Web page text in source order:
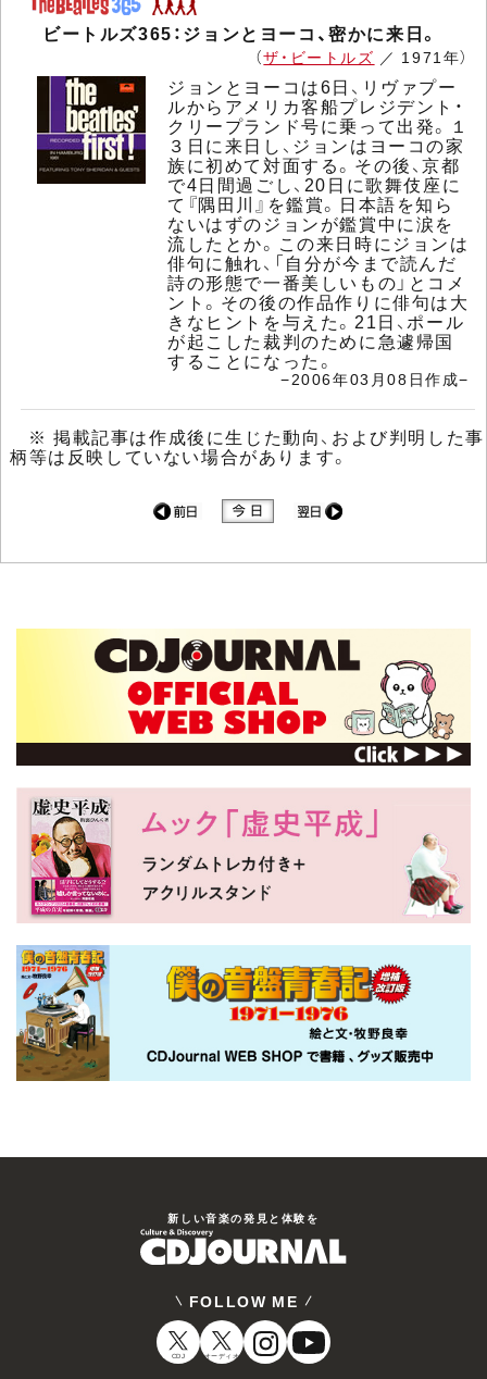
ビートルズ365：ジョンとヨーコ、密かに来日。
（ザ・ビートルズ ／ 1971年）
ジョンとヨーコは6日、リヴァプー
ルからアメリカ客船プレジデント・
クリープランド号に乗って出発。１
３日に来日し、ジョンはヨーコの家
族に初めて対面する。その後、京都
で4日間過ごし、20日に歌舞伎座に
て『隅田川』を鑑賞。日本語を知ら
ないはずのジョンが鑑賞中に涙を
流したとか。この来日時にジョンは
俳句に触れ、「自分が今まで読んだ
詩の形態で一番美しいもの」とコメ
ント。その後の作品作りに俳句は大
きなヒントを与えた。21日、ポール
が起こした裁判のために急遽帰国
することになった。
−2006年03月08日作成−
※ 掲載記事は作成後に生じた動向、および判明した事
柄等は反映していない場合があります。
新しい⾳楽の発⾒と体験を
FOLLOW ME
CDJ オーディオ